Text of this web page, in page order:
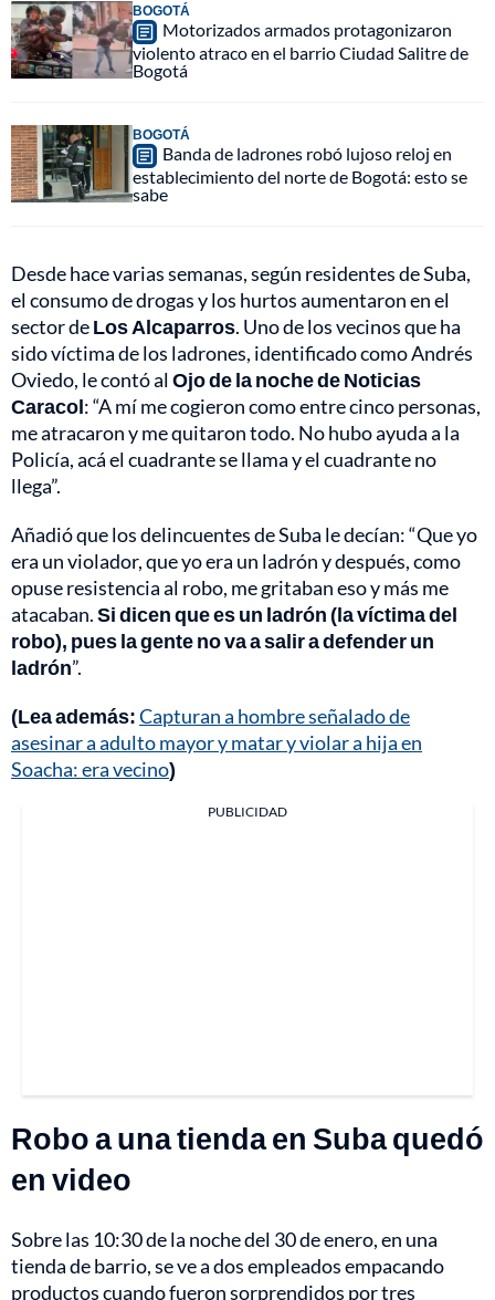
BOGOTÁ
Motorizados armados protagonizaron
violento atraco en el barrio Ciudad Salitre de
Bogotá
BOGOTÁ
Banda de ladrones robó lujoso reloj en
establecimiento del norte de Bogotá: esto se
sabe
Desde hace varias semanas, según residentes de Suba,
el consumo de drogas y los hurtos aumentaron en el
sector deLos Alcaparros. Uno de los vecinos que ha
sido víctima de los ladrones, identificado como Andrés
Oviedo, le contó alOjo de la noche de Noticias
Caracol: “A mí me cogieron como entre cinco personas,
me atracaron y me quitaron todo. No hubo ayuda a la
Policía, acá el cuadrante se llama y el cuadrante no
llega”.
Añadió que los delincuentes de Suba le decían: “Que yo
era un violador, que yo era un ladrón y después, como
opuse resistencia al robo, me gritaban eso y más me
atacaban.Si dicen que es un ladrón (la víctima del
robo), pues la gente no va a salir a defender un
ladrón”.
(Lea además:Capturan a hombre señalado de
asesinar a adulto mayor y matar y violar a hija en
Soacha: era vecino)
PUBLICIDAD
Robo a una tienda en Suba quedó
en video
Sobre las 10:30 de la noche del 30 de enero, en una
tienda de barrio, se ve a dos empleados empacando
productos cuando fueron sorprendidos por tres